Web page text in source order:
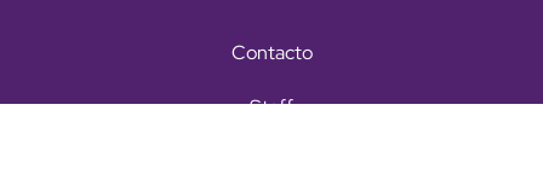
Contacto
Staff